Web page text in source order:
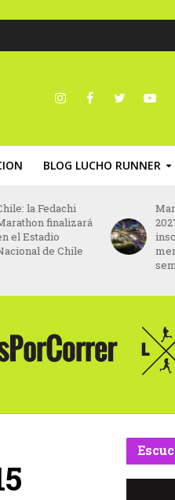
BLOG LUCHO RUNNER
Chile
Maratón de
2027: agotó
inscripciones
menos de una